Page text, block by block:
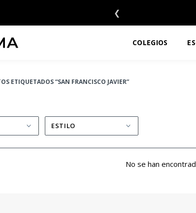
❮
COLEGIOS
ETIQUETADOS “SAN FRANCISCO JAVIER”
ESTILO
No se han